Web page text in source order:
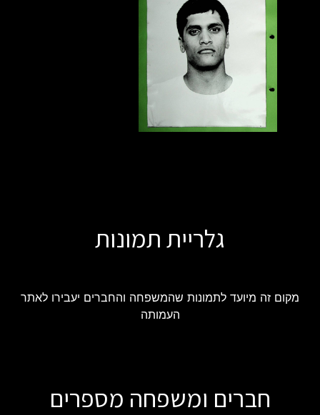
גלריית תמונות
מקום זה מיועד לתמונות שהמשפחה והחברים יעבירו לאתר
העמותה
חברים ומשפחה מספרים